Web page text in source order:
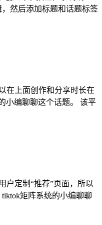
然后添加标题和话题标签
在上面创作和分享时长在
小编聊聊这个话题。 该平
户定制“推荐”页面，所以
矩阵系统的小编聊聊